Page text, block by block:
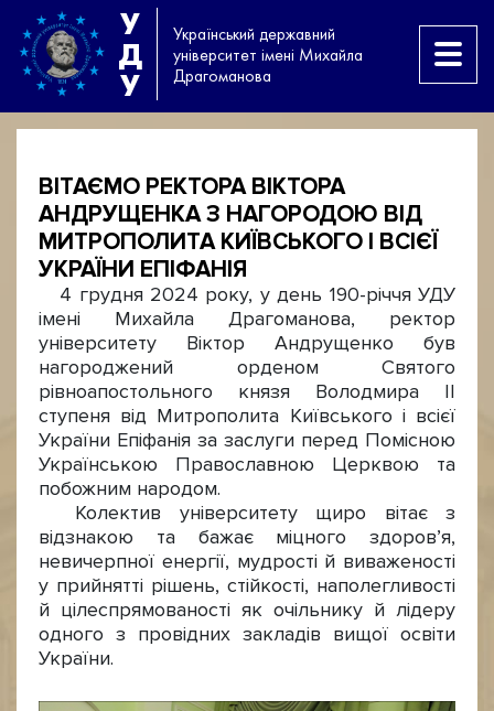
У
Д
У
Український державний
університет імені Михайла
Драгоманова
ВІТАЄМО РЕКТОРА ВІКТОРА
АНДРУЩЕНКА З НАГОРОДОЮ ВІД
МИТРОПОЛИТА КИЇВСЬКОГО І ВСІЄЇ
УКРАЇНИ ЕПІФАНІЯ
4 грудня 2024 року, у день 190-річчя УДУ
імені Михайла Драгоманова, ректор
університету Віктор Андрущенко був
нагороджений орденом Святого
рівноапостольного князя Володмира ІІ
ступеня від Митрополита Київського і всієї
України Епіфанія за заслуги перед Помісною
Українською Православною Церквою та
побожним народом.
Колектив університету щиро вітає з
відзнакою та бажає міцного здоров’я,
невичерпної енергії, мудрості й виваженості
у прийнятті рішень, стійкості, наполегливості
й цілеспрямованості як очільнику й лідеру
одного з провідних закладів вищої освіти
України.